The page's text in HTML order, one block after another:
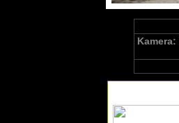
Kamera: